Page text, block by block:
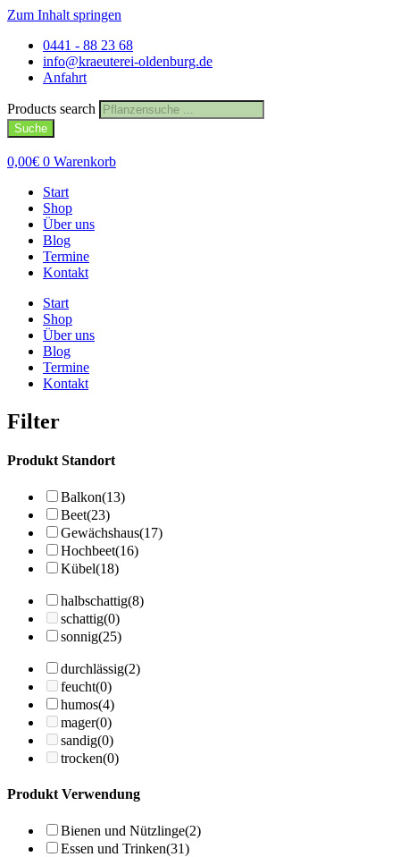
Zum Inhalt springen
0441 - 88 23 68
info@kraeuterei-oldenburg.de
Anfahrt
Products search
Suche
0,00€ 0 Warenkorb
Start
Shop
Über uns
Blog
Termine
Kontakt
Start
Shop
Über uns
Blog
Termine
Kontakt
Filter
Produkt Standort
Balkon(13)
Beet(23)
Gewächshaus(17)
Hochbeet(16)
Kübel(18)
halbschattig(8)
schattig(0)
sonnig(25)
durchlässig(2)
feucht(0)
humos(4)
mager(0)
sandig(0)
trocken(0)
Produkt Verwendung
Bienen und Nützlinge(2)
Essen und Trinken(31)